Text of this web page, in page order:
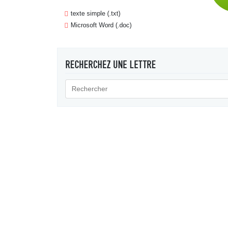
texte simple (.txt)
Microsoft Word (.doc)
RECHERCHEZ UNE LETTRE